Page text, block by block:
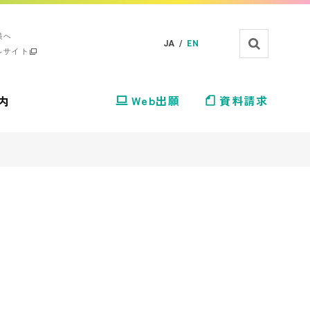
イト
JA / EN
Web出願 資料請求